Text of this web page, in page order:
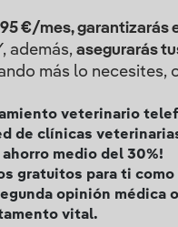
€/mes, garantizarás
además, asegurarás
más lo necesites,
veterinario
de clínicas
ahorro medio del 30%!
gratuitos para ti
opinión médica
vital.